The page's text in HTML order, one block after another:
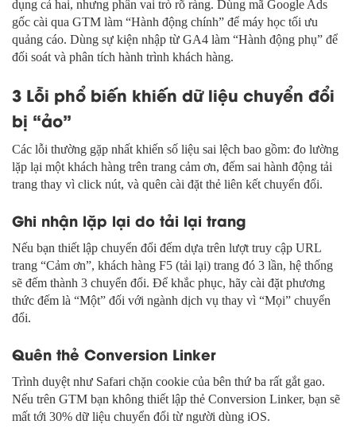
dụng cả hai, nhưng phân vai trò rõ ràng. Dùng mã Google Ads
gốc cài qua GTM làm “Hành động chính” để máy học tối ưu
quảng cáo. Dùng sự kiện nhập từ GA4 làm “Hành động phụ” để
đối soát và phân tích hành trình khách hàng.
3 Lỗi phổ biến khiến dữ liệu chuyển đổi
bị “ảo”
Các lỗi thường gặp nhất khiến số liệu sai lệch bao gồm: đo lường
lặp lại một khách hàng trên trang cảm ơn, đếm sai hành động tải
trang thay vì click nút, và quên cài đặt thẻ liên kết chuyển đổi.
Ghi nhận lặp lại do tải lại trang
Nếu bạn thiết lập chuyển đổi đếm dựa trên lượt truy cập URL
trang “Cảm ơn”, khách hàng F5 (tải lại) trang đó 3 lần, hệ thống
sẽ đếm thành 3 chuyển đổi. Để khắc phục, hãy cài đặt phương
thức đếm là “Một” đối với ngành dịch vụ thay vì “Mọi” chuyển
đổi.
Quên thẻ Conversion Linker
Trình duyệt như Safari chặn cookie của bên thứ ba rất gắt gao.
Nếu trên GTM bạn không thiết lập thẻ Conversion Linker, bạn sẽ
mất tới 30% dữ liệu chuyển đổi từ người dùng iOS.